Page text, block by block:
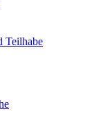
Teilhabe